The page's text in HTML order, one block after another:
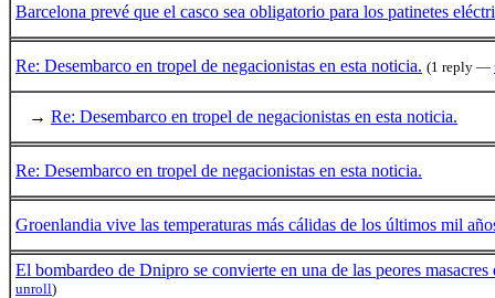
Barcelona prevé que el casco sea obligatorio para los patinetes
Re: Desembarco en tropel de negacionistas en esta noticia. (1 reply —
→ Re: Desembarco en tropel de negacionistas en esta noticia.
Re: Desembarco en tropel de negacionistas en esta noticia.
Groenlandia vive las temperaturas más cálidas de los últimos mil
El bombardeo de Dnipro se convierte en una de las peores
unroll)